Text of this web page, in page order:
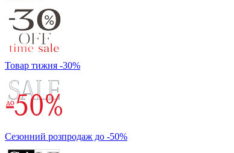
Товар тижня -30%
Сезонний розпродаж до -50%